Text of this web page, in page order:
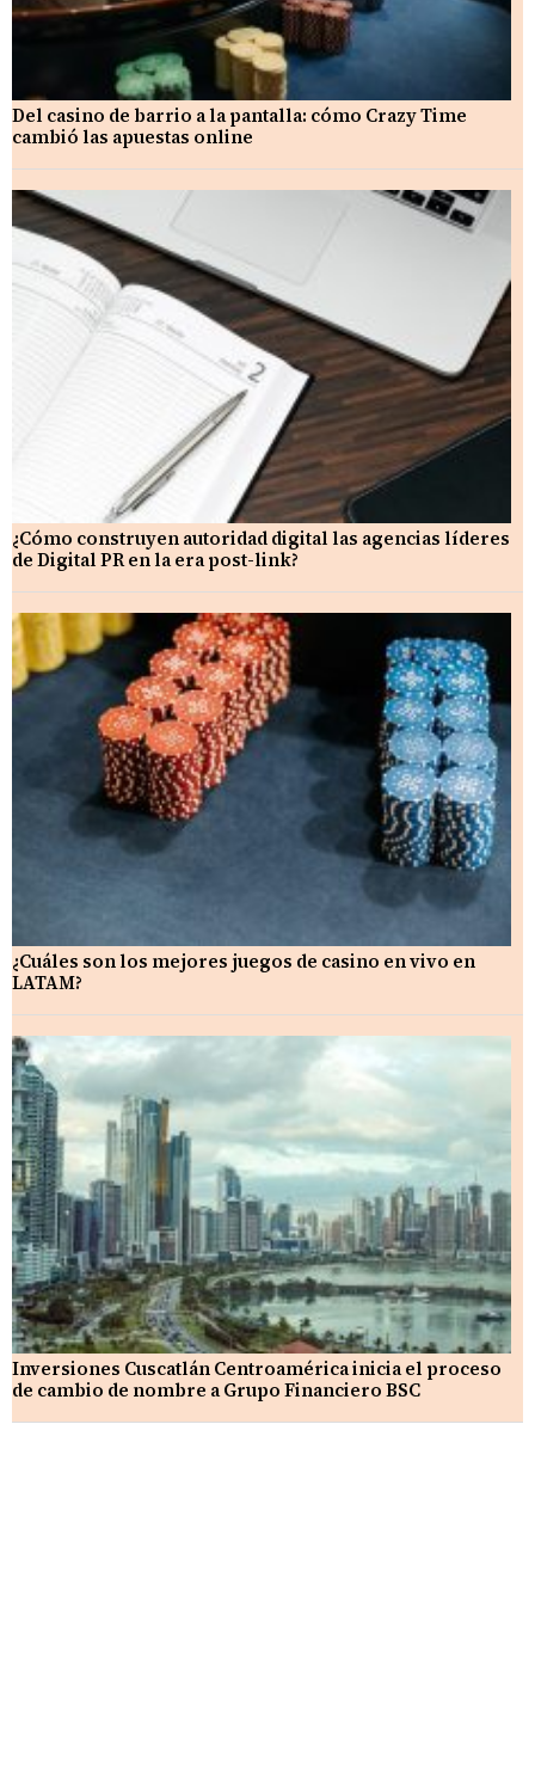
Del casino de barrio a la pantalla: cómo Crazy Time
cambió las apuestas online
¿Cómo construyen autoridad digital las agencias líderes
de Digital PR en la era post-link?
¿Cuáles son los mejores juegos de casino en vivo en
LATAM?
Inversiones Cuscatlán Centroamérica inicia el proceso
de cambio de nombre a Grupo Financiero BSC